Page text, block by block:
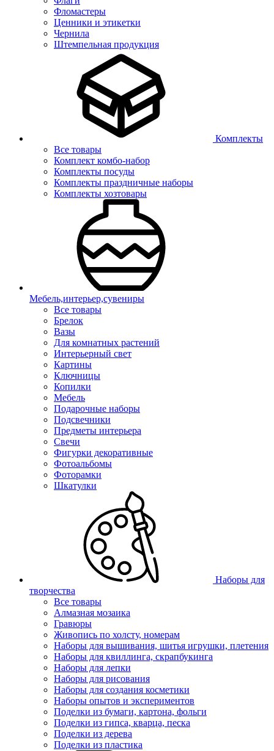
Фломастеры
Ценники и этикетки
Чернила
Штемпельная продукция
Комплекты
Все товары
Комплект комбо-набор
Комплекты посуды
Комплекты праздничные наборы
Комплекты хозтовары
Мебель,интерьер,сувениры
Все товары
Брелок
Вазы
Для комнатных растений
Интерьерный свет
Картины
Ключницы
Копилки
Мебель
Подарочные наборы
Подсвечники
Предметы интерьера
Свечи
Фигурки декоративные
Фотоальбомы
Фоторамки
Шкатулки
Наборы для
творчества
Все товары
Алмазная мозаика
Гравюры
Живопись по холсту, номерам
Наборы для вышивания, шитья игрушки, плетения
Наборы для квиллинга, скрапбукинга
Наборы для лепки
Наборы для рисования
Наборы для создания косметики
Наборы опытов и экспериментов
Поделки из бумаги, картона, фольги
Поделки из гипса, кварца, песка
Поделки из дерева
Поделки из пластика